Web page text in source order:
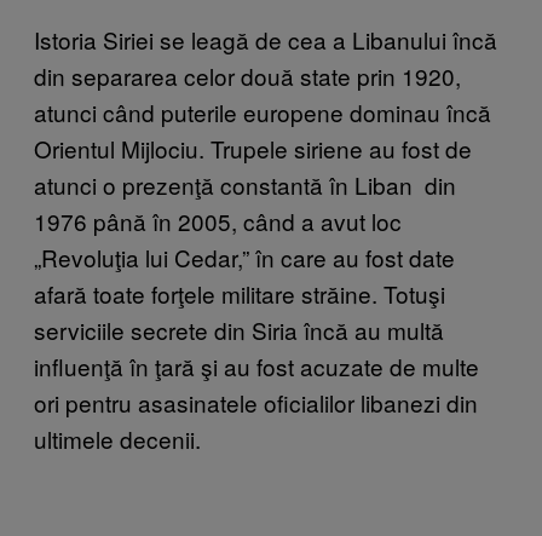
Istoria Siriei se leagă de cea a Libanului încă
din separarea celor două state prin 1920,
atunci când puterile europene dominau încă
Orientul Mijlociu. Trupele siriene au fost de
atunci o prezenţă constantă în Liban din
1976 până în 2005, când a avut loc
„Revoluţia lui Cedar,” în care au fost date
afară toate forţele militare străine. Totuşi
serviciile secrete din Siria încă au multă
influenţă în ţară şi au fost acuzate de multe
ori pentru asasinatele oficialilor libanezi din
ultimele decenii.